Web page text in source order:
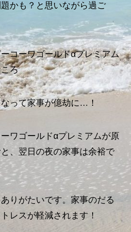
かも？と思いながら過ご
コーワゴールドαプレミアム
ろ
って家事が億劫に…！
ワゴールドαプレミアムが原
、翌日の夜の家事は余裕で
りがたいです。家事のだる
レスが軽減されます！